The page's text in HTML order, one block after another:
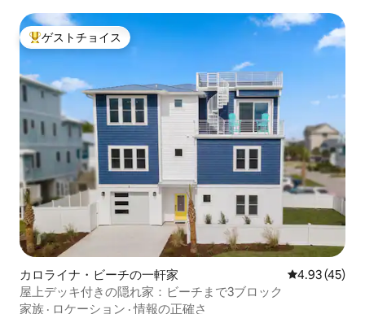
大好評のゲストチョイスです。
ゲストチョイス
カロライナ・ビーチの一軒家 レビュー45
4.93 (45)
屋上デッキ付きの隠れ家：ビーチまで3ブロック
家族 · ロケーション ·情報の正確さ